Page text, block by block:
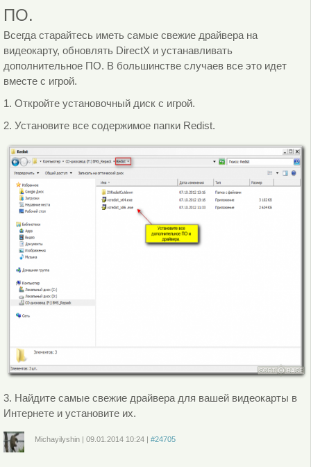
ПО.
Всегда старайтесь иметь самые свежие драйвера на
видеокарту, обновлять DirectX и устанавливать
дополнительное ПО. В большинстве случаев все это идет
вместе с игрой.
1. Откройте установочный диск с игрой.
2. Установите все содержимое папки Redist.
3. Найдите самые свежие драйвера для вашей видеокарты в
Интернете и установите их.
Michayilyshin| 09.01.2014 10:24| #24705